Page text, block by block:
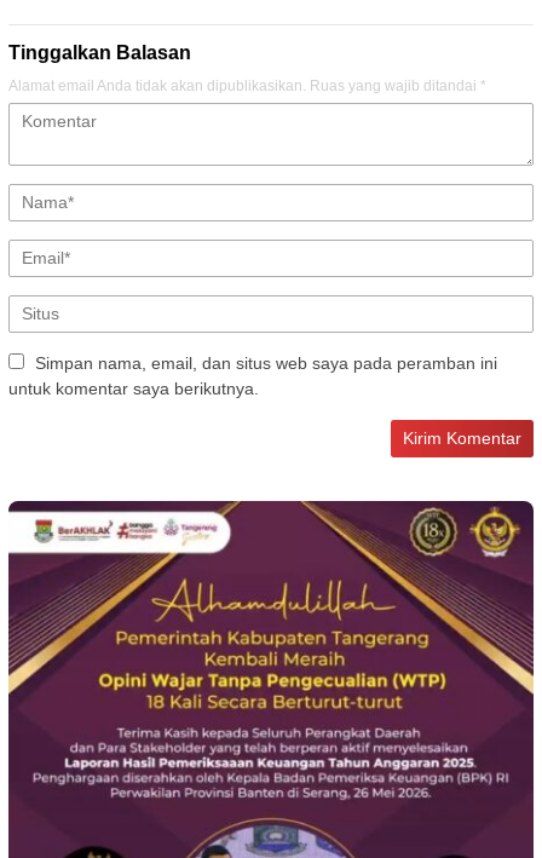
Tinggalkan Balasan
Alamat email Anda tidak akan dipublikasikan. Ruas yang wajib ditandai *
Simpan nama, email, dan situs web saya pada peramban ini
untuk komentar saya berikutnya.